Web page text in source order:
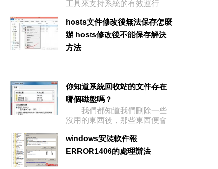
工具來支持系統的有效運行，
hosts文件修改後無法保存怎麼
辦 hosts修改後不能保存解決
方法
你知道系統回收站的文件存在
哪個磁盤嗎？
我們都知道我們刪除一些
沒用的東西後，那些東西便會
windows安裝軟件報
ERROR1406的處理辦法